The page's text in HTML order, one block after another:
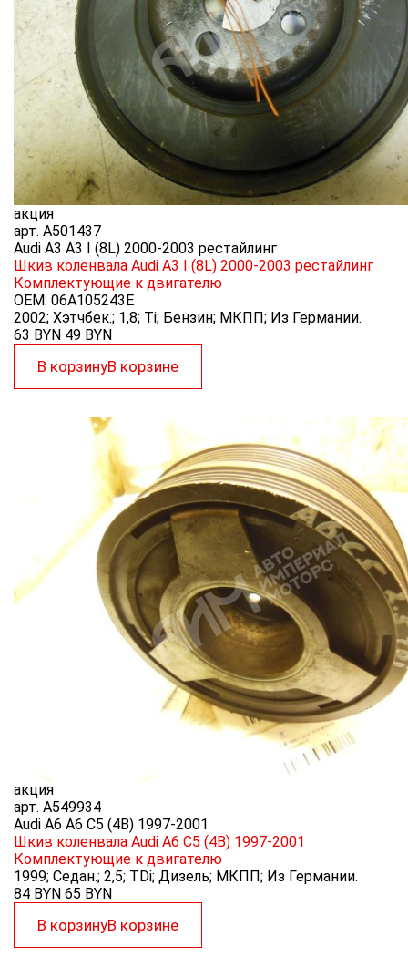
акция
арт. A501437
Audi A3 A3 I (8L) 2000-2003 рестайлинг
Шкив коленвала Audi A3 I (8L) 2000-2003 рестайлинг
Комплектующие к двигателю
OEM: 06A105243E
2002; Хэтчбек.; 1,8; Ti; Бензин; МКПП; Из Германии.
63 BYN 49 BYN
В корзинуВ корзине
акция
арт. A549934
Audi A6 A6 C5 (4B) 1997-2001
Шкив коленвала Audi A6 C5 (4B) 1997-2001
Комплектующие к двигателю
1999; Седан.; 2,5; TDi; Дизель; МКПП; Из Германии.
84 BYN 65 BYN
В корзинуВ корзине